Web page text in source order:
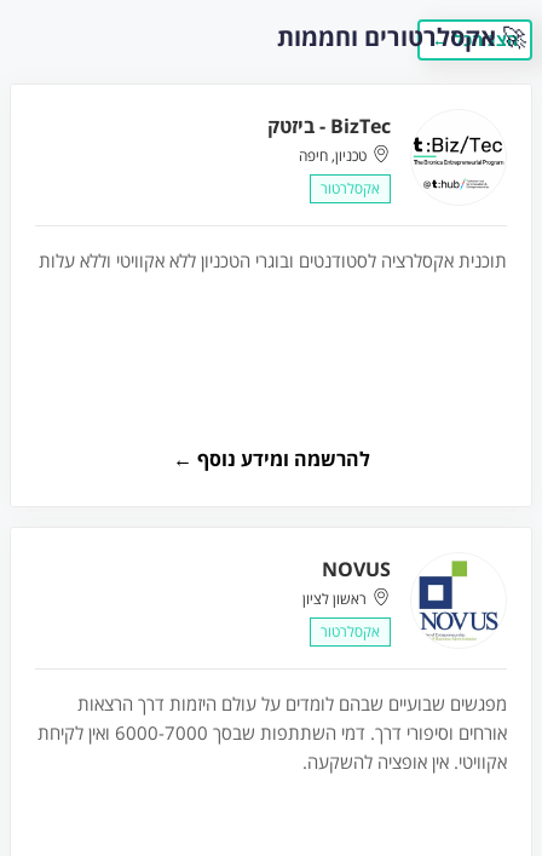
🚀אקסלרטורים וחממות
← הצג הכל
BizTec - ביזטק
טכניון, חיפה
אקסלרטור
תוכנית אקסלרציה לסטודנטים ובוגרי הטכניון ללא אקוויטי וללא עלות
להרשמה ומידע נוסף ←
NOVUS
ראשון לציון
אקסלרטור
מפגשים שבועיים שבהם לומדים על עולם היזמות דרך הרצאות
אורחים וסיפורי דרך. דמי השתתפות שבסך 6000-7000 ואין לקיחת
אקוויטי. אין אופציה להשקעה.